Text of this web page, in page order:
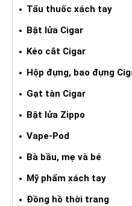
Tẩu thuốc xách tay
Bật lửa Cigar
Kéo cắt Cigar
Hộp đựng, bao đựng
Gạt tàn Cigar
Bật lửa Zippo
Vape-Pod
Bà bầu, mẹ và bé
Mỹ phẩm xách tay
Đồng hồ thời trang